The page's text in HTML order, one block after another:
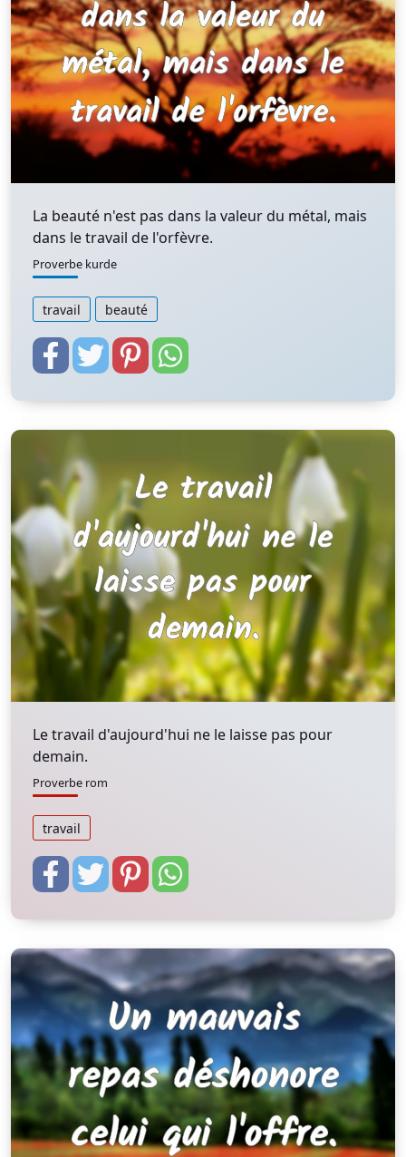
La beauté n'est pas dans la valeur du métal, mais
dans le travail de l'orfèvre.
Proverbe kurde
travail beauté
Le travail d'aujourd'hui ne le laisse pas pour
demain.
Proverbe rom
travail